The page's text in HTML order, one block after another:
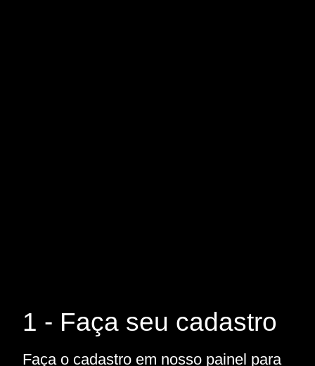
1 - Faça seu cadastro
Faça o cadastro em nosso painel para